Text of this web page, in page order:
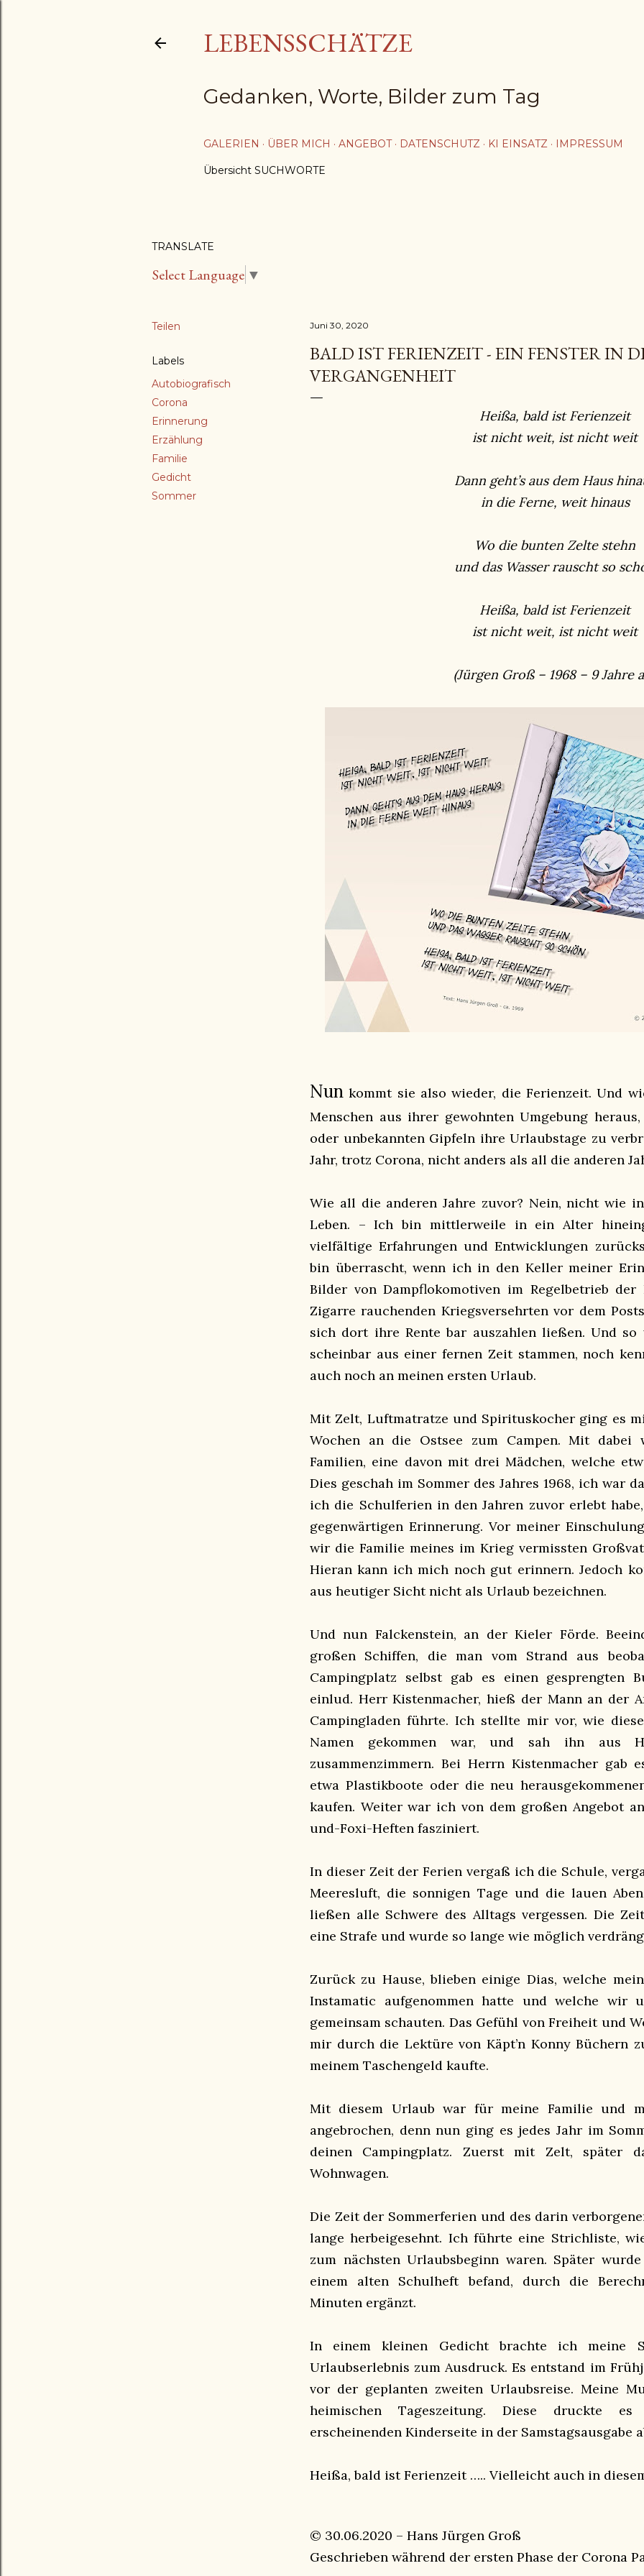
LEBENSSCHÄTZE
Gedanken, Worte, Bilder zum Tag
GALERIEN ÜBER MICH ANGEBOT DATENSCHUTZ KI EINSATZ IMPRESSUM
Übersicht SUCHWORTE
TRANSLATE
Select Language ▼
Teilen
Labels
Autobiografisch
Corona
Erinnerung
Erzählung
Familie
Gedicht
Sommer
Juni 30, 2020
BALD IST FERIENZEIT - EIN FENSTER IN
VERGANGENHEIT
Heißa, bald ist Ferienzeit
ist nicht weit, ist nicht weit
Dann geht’s aus dem Haus
in die Ferne, weit hinaus
Wo die bunten Zelte stehn
und das Wasser rauscht so
Heißa, bald ist Ferienzeit
ist nicht weit, ist nicht weit
(Jürgen Groß – 1968 – 9 Jahre
Nun kommt sie also wieder, die Ferienzeit. Und
Menschen aus ihrer gewohnten Umgebung
oder unbekannten Gipfeln ihre Urlaubstage zu
Jahr, trotz Corona, nicht anders als all die anderen
Wie all die anderen Jahre zuvor? Nein, nicht wie
Leben. – Ich bin mittlerweile in ein Alter
vielfältige Erfahrungen und Entwicklungen
bin überrascht, wenn ich in den Keller meiner
Bilder von Dampflokomotiven im Regelbetrieb
Zigarre rauchenden Kriegsversehrten vor dem
sich dort ihre Rente bar auszahlen ließen. Und
scheinbar aus einer fernen Zeit stammen, noch
auch noch an meinen ersten Urlaub.
Mit Zelt, Luftmatratze und Spirituskocher ging es
Wochen an die Ostsee zum Campen. Mit dabei
Familien, eine davon mit drei Mädchen, welche
Dies geschah im Sommer des Jahres 1968, ich war
ich die Schulferien in den Jahren zuvor erlebt
gegenwärtigen Erinnerung. Vor meiner
wir die Familie meines im Krieg vermissten
Hieran kann ich mich noch gut erinnern. Jedoch
aus heutiger Sicht nicht als Urlaub bezeichnen.
Und nun Falckenstein, an der Kieler Förde.
großen Schiffen, die man vom Strand aus
Campingplatz selbst gab es einen gesprengten
einlud. Herr Kistenmacher, hieß der Mann an der
Campingladen führte. Ich stellte mir vor, wie
Namen gekommen war, und sah ihn aus
zusammenzimmern. Bei Herrn Kistenmacher gab
etwa Plastikboote oder die neu
kaufen. Weiter war ich von dem großen Angebot
und-Foxi-Heften fasziniert.
In dieser Zeit der Ferien vergaß ich die Schule,
Meeresluft, die sonnigen Tage und die lauen
ließen alle Schwere des Alltags vergessen. Die
eine Strafe und wurde so lange wie möglich
Zurück zu Hause, blieben einige Dias, welche
Instamatic aufgenommen hatte und welche wir
gemeinsam schauten. Das Gefühl von Freiheit und
mir durch die Lektüre von Käpt’n Konny Büchern
meinem Taschengeld kaufte.
Mit diesem Urlaub war für meine Familie und
angebrochen, denn nun ging es jedes Jahr im
deinen Campingplatz. Zuerst mit Zelt, später
Wohnwagen.
Die Zeit der Sommerferien und des darin
lange herbeigesehnt. Ich führte eine Strichliste,
zum nächsten Urlaubsbeginn waren. Später
einem alten Schulheft befand, durch die
Minuten ergänzt.
In einem kleinen Gedicht brachte ich meine
Urlaubserlebnis zum Ausdruck. Es entstand im
vor der geplanten zweiten Urlaubsreise. Meine
heimischen Tageszeitung. Diese druckte
erscheinenden Kinderseite in der Samstagsausgabe
Heißa, bald ist Ferienzeit ….. Vielleicht auch in
© 30.06.2020 – Hans Jürgen Groß
Geschrieben während der ersten Phase der Corona